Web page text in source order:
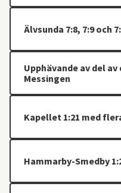
Älvsunda 7:8, 7:9 och
Upphävande av del
Messingen
Kapellet 1:21 med
Hammarby-Smedby